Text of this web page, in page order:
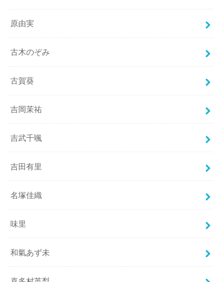
原由実
古木のぞみ
古賀葵
吉岡茉祐
吉武千颯
吉田有里
名塚佳織
味里
和氣あず未